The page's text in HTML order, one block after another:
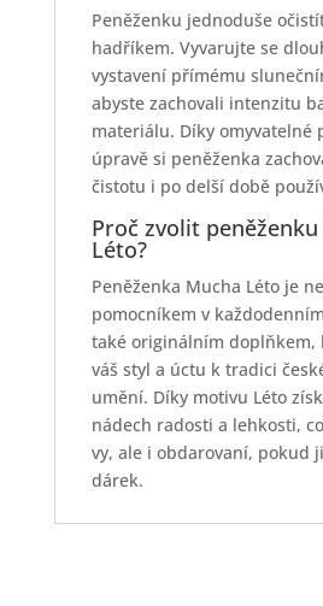
Peněženku jednoduše
hadříkem. Vyvarujte se
vystavení přímému
abyste zachovali intenzitu
materiálu. Díky omyvatelné
úpravě si peněženka
čistotu i po delší době
Proč zvolit
Léto?
Peněženka Mucha Léto je
pomocníkem v
také originálním doplňkem,
váš styl a úctu k tradici
umění. Díky motivu Léto
nádech radosti a lehkosti,
vy, ale i obdarovaní, pokud
dárek.